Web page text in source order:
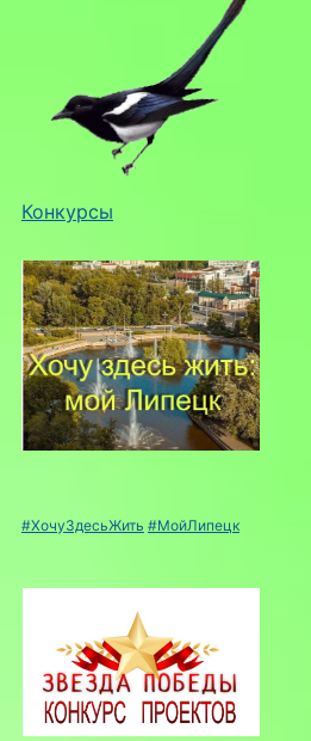
Конкурсы
#ХочуЗдесьЖить #МойЛипецк